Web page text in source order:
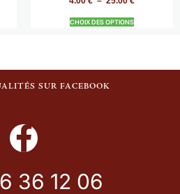
CHOIX DES OPTIONS
SUR FACEBOOK
36 12 06